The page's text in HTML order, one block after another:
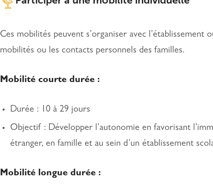
Ces mobilités peuvent s’organiser avec l’établissement
mobilités ou les contacts personnels des familles.
Mobilité courte durée :
Durée : 10 à 29 jours
Objectif : Développer l’autonomie en favorisant
étranger, en famille et au sein d’un établissement
Mobilité longue durée :